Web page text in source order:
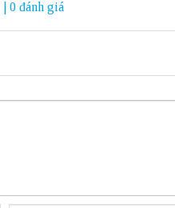
| 0 đánh giá